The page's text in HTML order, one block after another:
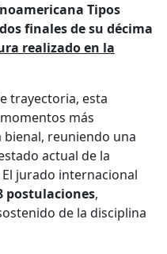
Tipos
finales de su décima
realizado en la
trayectoria, esta
más
bienal, reuniendo una
actual de la
jurado internacional
postulaciones,
de la disciplina